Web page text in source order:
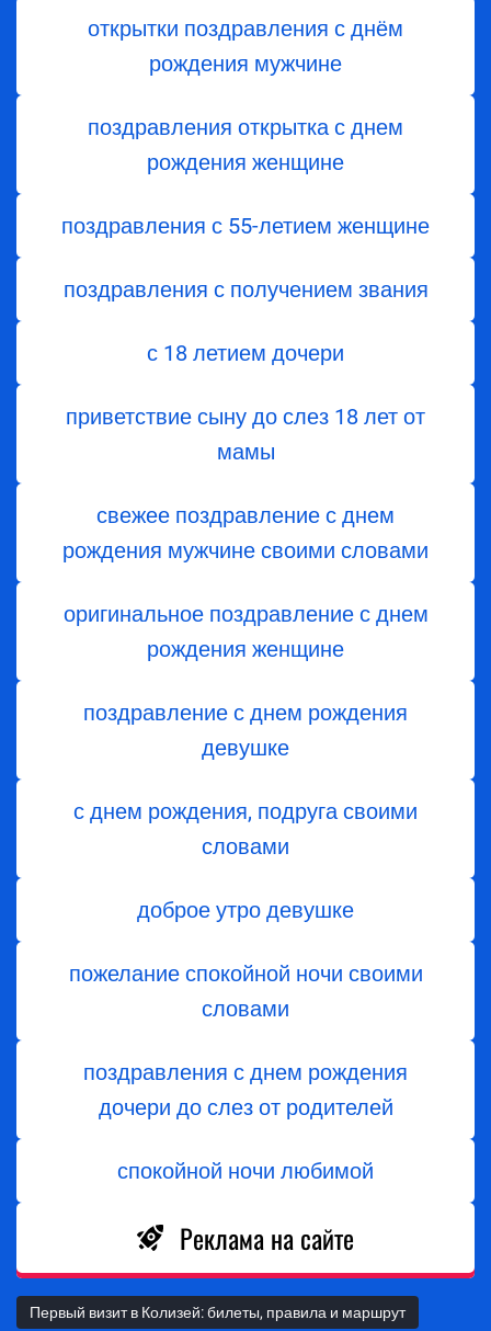
открытки поздравления с днём
рождения мужчине
поздравления открытка с днем
рождения женщине
поздравления с 55-летием женщине
поздравления с получением звания
с 18 летием дочери
приветствие сыну до слез 18 лет от
мамы
свежее поздравление с днем
рождения мужчине своими словами
оригинальное поздравление с днем
рождения женщине
поздравление с днем рождения
девушке
с днем рождения, подруга своими
словами
доброе утро девушке
пожелание спокойной ночи своими
словами
поздравления с днем ​​рождения
дочери до слез от родителей
спокойной ночи любимой
Реклама на сайте
Первый визит в Колизей: билеты, правила и маршрут